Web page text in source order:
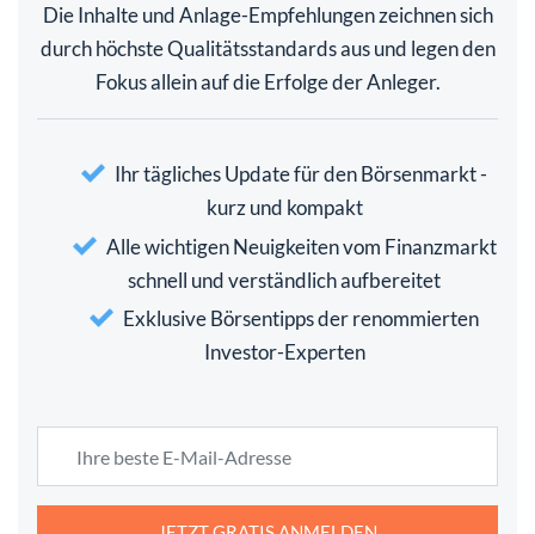
Die Inhalte und Anlage-Empfehlungen zeichnen sich
durch höchste Qualitätsstandards aus und legen den
Fokus allein auf die Erfolge der Anleger.
Ihr tägliches Update für den Börsenmarkt -
kurz und kompakt
Alle wichtigen Neuigkeiten vom Finanzmarkt
schnell und verständlich aufbereitet
Exklusive Börsentipps der renommierten
Investor-Experten